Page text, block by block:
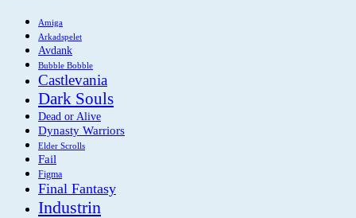
Amiga
Arkadspelet
Avdank
Bubble Bobble
Castlevania
Dark Souls
Dead or Alive
Dynasty Warriors
Elder Scrolls
Fail
Figma
Final Fantasy
Industrin